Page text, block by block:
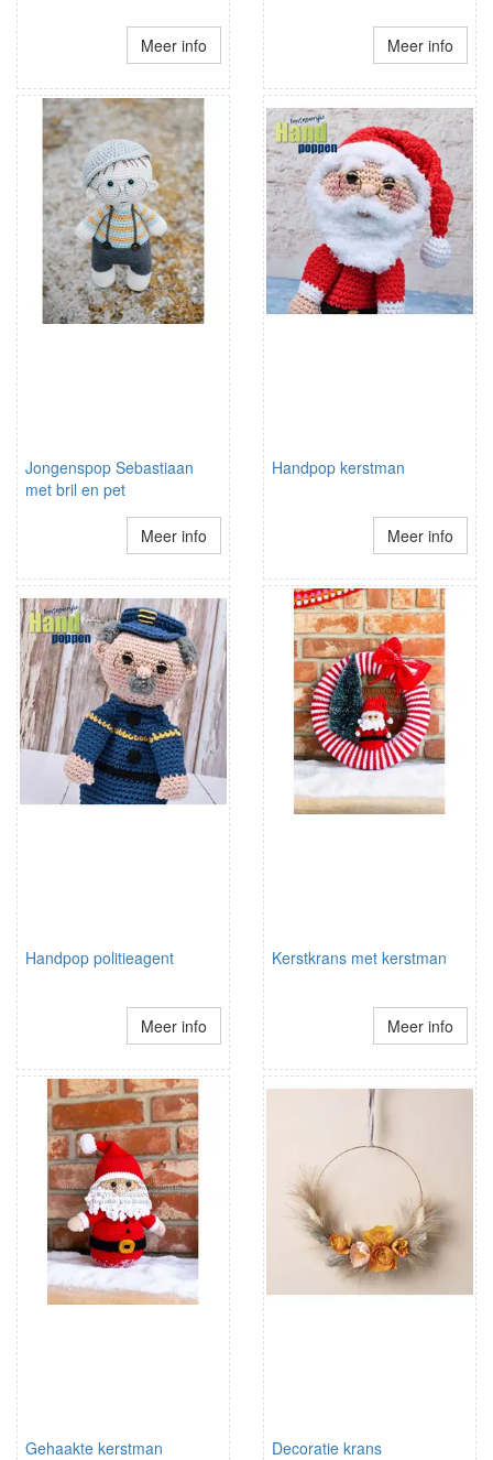
Meer info Meer info
Jongenspop Sebastiaan
met bril en pet
Meer info
Handpop kerstman
Meer info
Handpop politieagent
Meer info
Kerstkrans met kerstman
Meer info
Gehaakte kerstman Decoratie krans